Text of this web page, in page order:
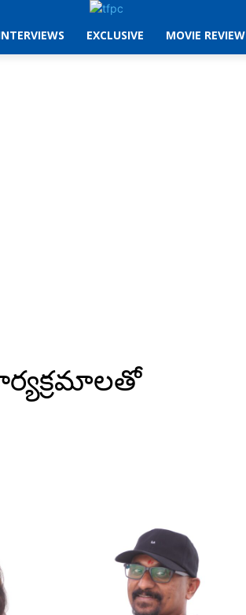
EXCLUSIVE MOVIE REVIEW